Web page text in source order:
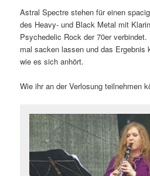
Astral Spectre stehen für einen
des Heavy- und Black Metal mit
Psychedelic Rock der 70er
mal sacken lassen und das Ergebnis
wie es sich anhört.
Wie ihr an der Verlosung teilnehmen